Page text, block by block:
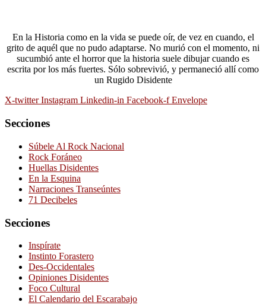
En la Historia como en la vida se puede oír, de vez en cuando, el
grito de aquél que no pudo adaptarse. No murió con el momento, ni
sucumbió ante el horror que la historia suele dibujar cuando es
escrita por los más fuertes. Sólo sobrevivió, y permaneció allí como
un Rugido Disidente
X-twitter Instagram Linkedin-in Facebook-f Envelope
Secciones
Súbele Al Rock Nacional
Rock Foráneo
Huellas Disidentes
En la Esquina
Narraciones Transeúntes
71 Decibeles
Secciones
Inspírate
Instinto Forastero
Des-Occidentales
Opiniones Disidentes
Foco Cultural
El Calendario del Escarabajo